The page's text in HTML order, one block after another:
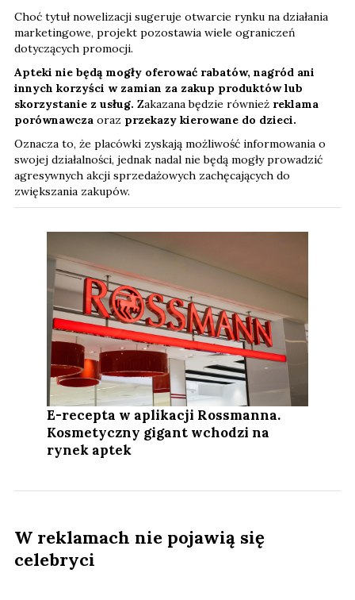
Choć tytuł nowelizacji sugeruje otwarcie rynku na działania
marketingowe, projekt pozostawia wiele ograniczeń
dotyczących promocji.
Apteki nie będą mogły oferować rabatów, nagród ani
innych korzyści w zamian za zakup produktów lub
skorzystanie z usług. Zakazana będzie również reklama
porównawcza oraz przekazy kierowane do dzieci.
Oznacza to, że placówki zyskają możliwość informowania o
swojej działalności, jednak nadal nie będą mogły prowadzić
agresywnych akcji sprzedażowych zachęcających do
zwiększania zakupów.
E-recepta w aplikacji Rossmanna.
Kosmetyczny gigant wchodzi na
rynek aptek
W reklamach nie pojawią się
celebryci